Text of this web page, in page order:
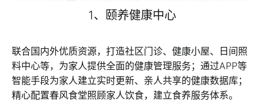
1、颐养健康中心
联合国内外优质资源，打造社区门诊、健康小屋、日间照
料中心等，为家人提供全面的健康管理服务；通过APP等
智能手段为家人建立实时更新、亲人共享的健康数据库；
精心配置春风食堂照顾家人饮食，建立食养服务体系。